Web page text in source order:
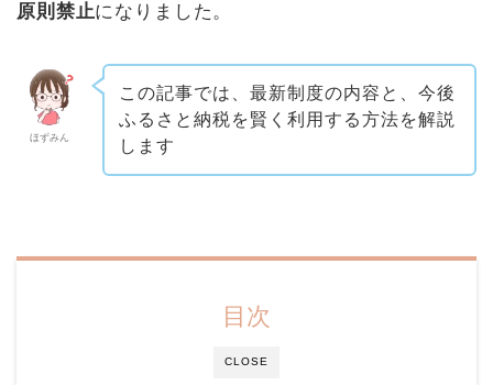
原則禁止になりました。
ほずみん
この記事では、最新制度の内容と、今後
ふるさと納税を賢く利用する方法を解説
します
CLOSE
目次